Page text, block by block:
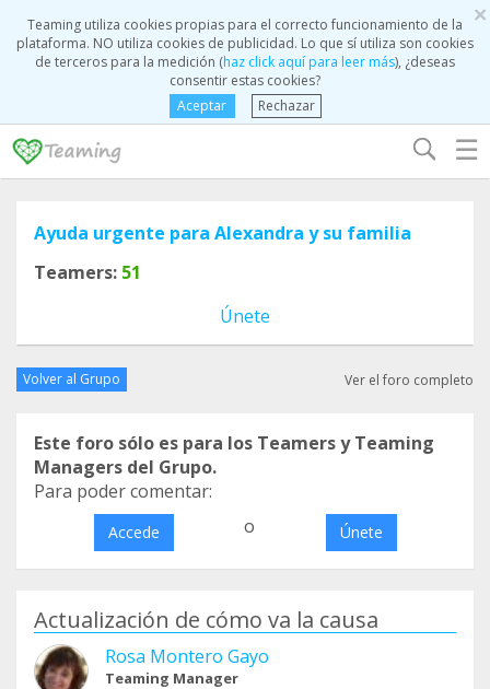
×
Teaming utiliza cookies propias para el correcto funcionamiento de la
plataforma. NO utiliza cookies de publicidad. Lo que sí utiliza son cookies
de terceros para la medición (haz click aquí para leer más), ¿deseas
consentir estas cookies?
Aceptar
Rechazar
☰
Ayuda urgente para Alexandra y su familia
Teamers: 51
Únete
Volver al Grupo Ver el foro completo
Este foro sólo es para los Teamers y Teaming
Managers del Grupo.
Para poder comentar:
Accede o Únete
Actualización de cómo va la causa
Rosa Montero Gayo
Teaming Manager